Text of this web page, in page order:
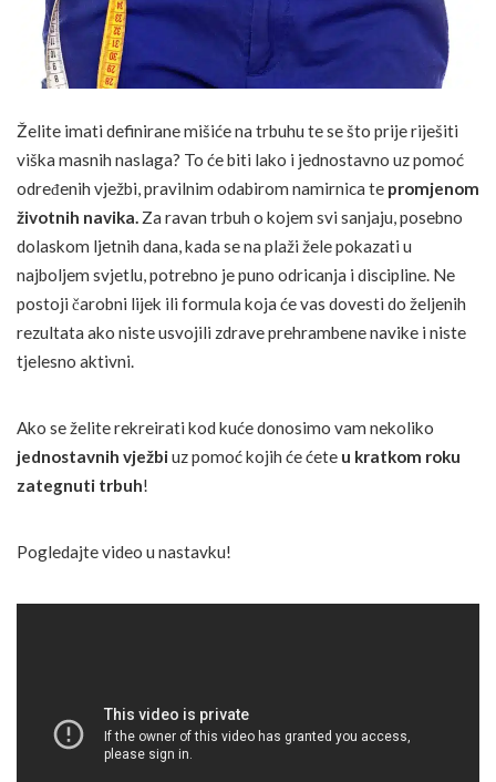
Želite imati definirane mišiće na trbuhu te se što prije riješiti
viška masnih naslaga? To će biti lako i jednostavno uz pomoć
određenih vježbi, pravilnim odabirom namirnica te promjenom
životnih navika. Za ravan trbuh o kojem svi sanjaju, posebno
dolaskom ljetnih dana, kada se na plaži žele pokazati u
najboljem svjetlu, potrebno je puno odricanja i discipline. Ne
postoji čarobni lijek ili formula koja će vas dovesti do željenih
rezultata ako niste usvojili zdrave prehrambene navike i niste
tjelesno aktivni.
Ako se želite rekreirati kod kuće donosimo vam nekoliko
jednostavnih vježbiuz pomoć kojih će ćete u kratkom roku
zategnuti trbuh!
Pogledajte video u nastavku!